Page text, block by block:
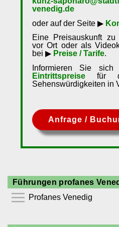
venedig.de
oder auf der Seite ▶
Eine Preisauskunft zu
vor Ort oder als
bei ▶ Preise / Tarife.
Informieren Sie
Eintrittspreisefür die
Sehenswürdigkeiten in
Anfrage /
Führungen profanes
Profanes Venedig